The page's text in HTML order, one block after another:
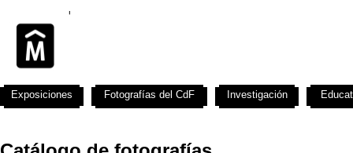
Exposiciones Fotografías del CdF Investigación